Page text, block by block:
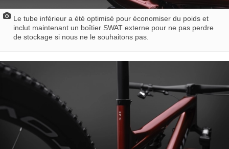
Le tube inférieur a été optimisé pour économiser du poids et
inclut maintenant un boîtier SWAT externe pour ne pas perdre
de stockage si nous ne le souhaitons pas.